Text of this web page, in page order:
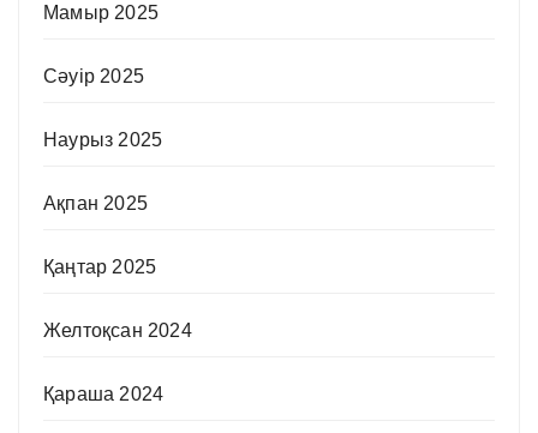
Мамыр 2025
Сәуір 2025
Наурыз 2025
Ақпан 2025
Қаңтар 2025
Желтоқсан 2024
Қараша 2024